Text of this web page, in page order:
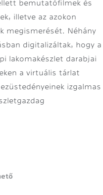
bemutatófilmek és
illetve az azokon
megismerését. Néhány
digitalizáltak, hogy a
lakomakészlet darabjai
a virtuális tárlat
izgalmas